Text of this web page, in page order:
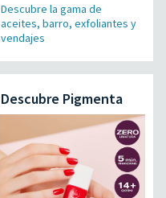
Descubre la gama de
aceites, barro, exfoliantes y
vendajes
Descubre Pigmenta